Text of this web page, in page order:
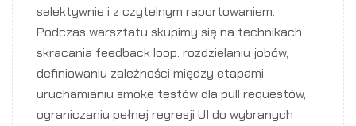
selektywnie i z czytelnym raportowaniem.
Podczas warsztatu skupimy się na technikach
skracania feedback loop: rozdzielaniu jobów,
definiowaniu zależności między etapami,
uruchamianiu smoke testów dla pull requestów,
ograniczaniu pełnej regresji UI do wybranych